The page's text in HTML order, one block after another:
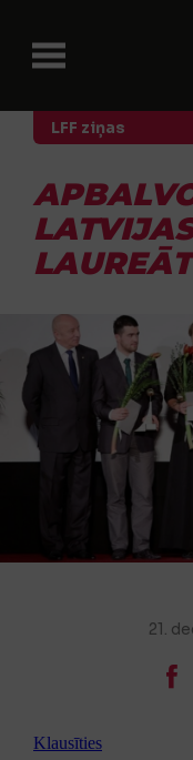
LFF ziņas
21.
Klausīties